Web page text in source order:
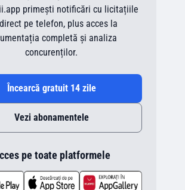
primești notificări cu licitațiile
pe telefon, plus acces la
completă și analiza
concurenților.
Încearcă gratuit 14 zile
Vezi abonamentele
pe toate platformele